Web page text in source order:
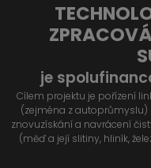
je
Cílem projektu je pořízení
(zejména z
znovuzískání a navrácení
(měď a její slitiny, hliník,